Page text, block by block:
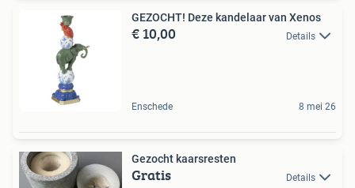
GEZOCHT! Deze kandelaar van Xenos
€ 10,00 Details
Enschede 8 mei 26
Gezocht kaarsresten
Gratis Details